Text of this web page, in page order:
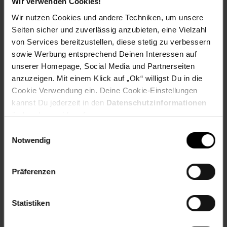
Wir nutzen Cookies und andere Techniken, um unsere
Seiten sicher und zuverlässig anzubieten, eine Vielzahl
von Services bereitzustellen, diese stetig zu verbessern
sowie Werbung entsprechend Deinen Interessen auf
unserer Homepage, Social Media und Partnerseiten
anzuzeigen. Mit einem Klick auf „Ok“ willigst Du in die
Cookie Verwendung ein. Deine Cookie-Einstellungen
kannst Du jederzeit in den Datenschutzinformationen
ändern bzw. widerrufen.
Notwendig
Präferenzen
Statistiken
Brennholzrost
Artikelnummer: 2679532001
EAN: 4262456960147
Artikel gehört zur Kategorie:Feuerstellen
Versandinformationen
Herstellerinformationen
Fußzeile
Weitere Online-Angebote